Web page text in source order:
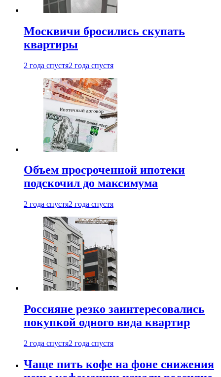
Москвичи бросились скупать
квартиры
2 года спустя2 года спустя
Объем просроченной ипотеки
подскочил до максимума
2 года спустя2 года спустя
Россияне резко заинтересовались
покупкой одного вида квартир
2 года спустя2 года спустя
Чаще пить кофе на фоне снижения